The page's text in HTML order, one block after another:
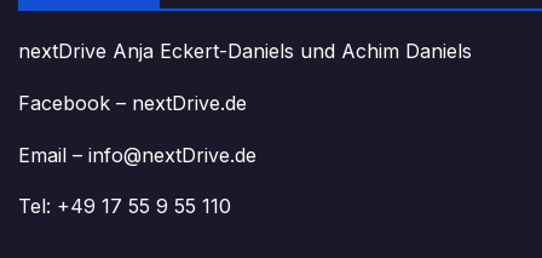
nextDrive Anja Eckert-Daniels und Achim Daniels
Facebook – nextDrive.de
Email – info@nextDrive.de
Tel: +49 17 55 9 55 110